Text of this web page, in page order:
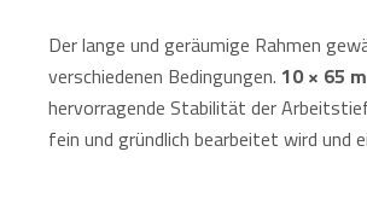
Der lange und geräumige Rahmen
verschiedenen Bedingungen. 10 × 65
hervorragende Stabilität der
fein und gründlich bearbeitet wird